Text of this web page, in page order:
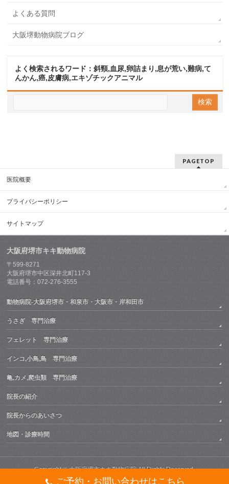
よくある質問
大阪堺動物病院ブログ
よく検索されるワード：斜頸,血尿,卵詰まり,息が荒い,難病,て
んかん,癌,皮膚病,エキゾチックアニマル
PAGETOP
医院概要
プライバシーポリシー
サイトマップ
大阪府堺市キキ動物病院
〒599-8271
大阪府堺市中区深井北町117-3
電話番号：072-276-3555
動物病院-大阪府堺市・和泉市・大阪市・岸和田市
うさぎ 専門治療
フェレット 専門治療
インコ,小鳥,鳥 専門治療
亀,カメ,爬虫類 専門治療
院長の紹介
院長からのあいさつ
地図・診療時間
Copyright ©大阪府堺市キキ動物病院All Rights Reserved.
ご予約・お問い合わせはこちら